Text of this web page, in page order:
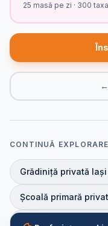
25 masă pe zi · 300
CONTINUĂ
Grădiniță privată
Școală primară
Gimnaziu privat Iași